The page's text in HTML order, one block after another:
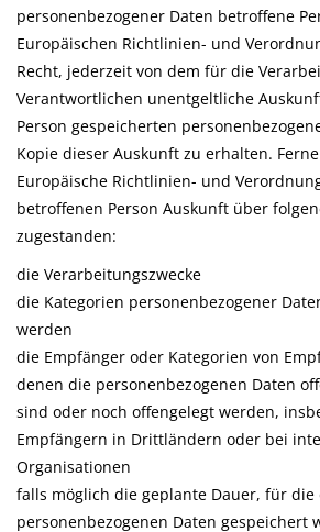
personenbezogener Daten betroffene
Europäischen Richtlinien- und
Recht, jederzeit von dem für die
Verantwortlichen unentgeltliche
Person gespeicherten
Kopie dieser Auskunft zu erhalten.
Europäische Richtlinien- und
betroffenen Person Auskunft über
zugestanden:
die Verarbeitungszwecke
die Kategorien personenbezogener
werden
die Empfänger oder Kategorien von
denen die personenbezogenen Daten
sind oder noch offengelegt werden,
Empfängern in Drittländern oder bei
Organisationen
falls möglich die geplante Dauer, für die
personenbezogenen Daten gespeichert